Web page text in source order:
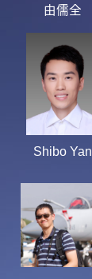
由儒全
Shibo Yan